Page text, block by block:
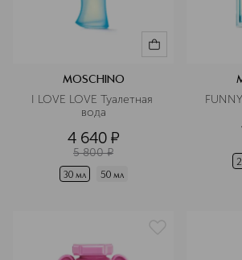
MOSCHINO
I LOVE LOVE Туалетная
вода
4 640 ¤
5 800 ¤
30 мл 50 мл